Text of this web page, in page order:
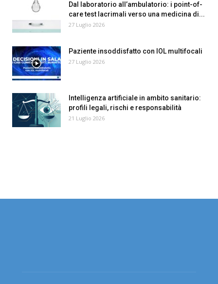
Dal laboratorio all’ambulatorio: i point-of-
care test lacrimali verso una medicina di...
27 Luglio 2026
Paziente insoddisfatto con IOL multifocali
27 Luglio 2026
Intelligenza artificiale in ambito sanitario:
profili legali, rischi e responsabilità
21 Luglio 2026